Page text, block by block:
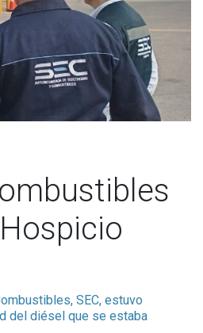
SEC, estuvo
del diésel que se estaba